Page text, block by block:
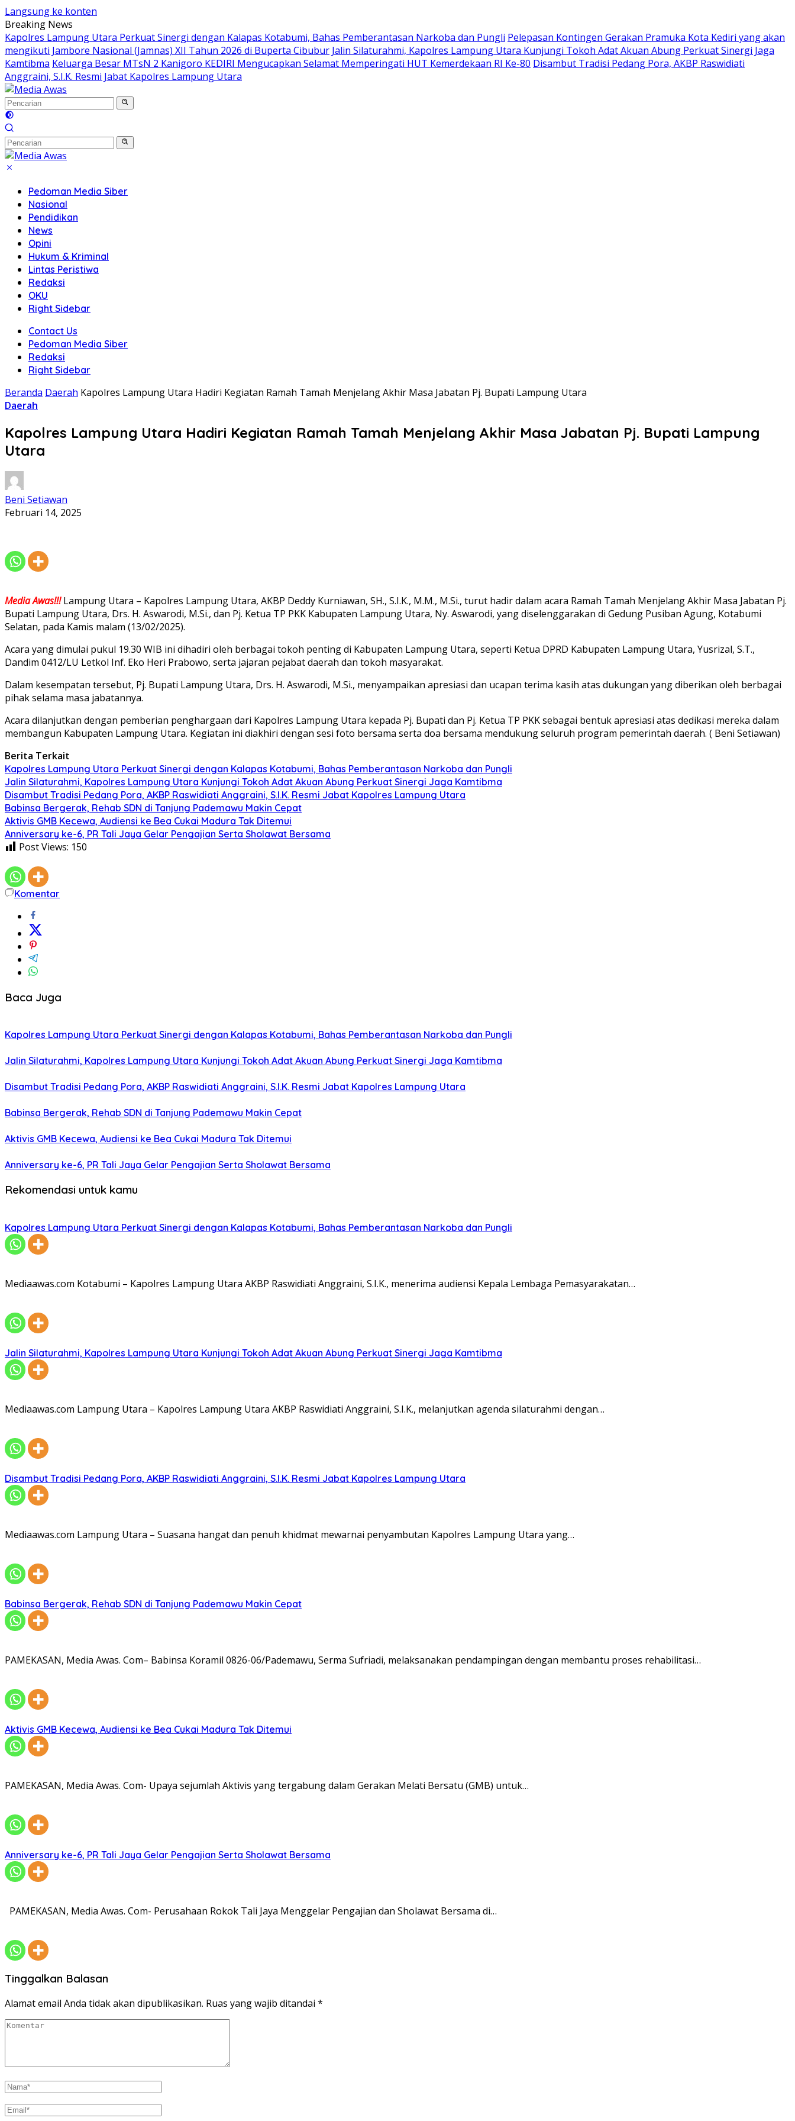
Langsung ke konten
Breaking News
Kapolres Lampung Utara Perkuat Sinergi dengan Kalapas Kotabumi, Bahas Pemberantasan Narkoba dan Pungli Pelepasan Kontingen Gerakan Pramuka Kota Kediri yang akan
mengikuti Jambore Nasional (Jamnas) XII Tahun 2026 di Buperta Cibubur Jalin Silaturahmi, Kapolres Lampung Utara Kunjungi Tokoh Adat Akuan Abung Perkuat Sinergi Jaga
Kamtibma Keluarga Besar MTsN 2 Kanigoro KEDIRI Mengucapkan Selamat Memperingati HUT Kemerdekaan RI Ke-80 Disambut Tradisi Pedang Pora, AKBP Raswidiati
Anggraini, S.I.K. Resmi Jabat Kapolres Lampung Utara
Pedoman Media Siber
Nasional
Pendidikan
News
Opini
Hukum & Kriminal
Lintas Peristiwa
Redaksi
OKU
Right Sidebar
Contact Us
Pedoman Media Siber
Redaksi
Right Sidebar
Beranda Daerah Kapolres Lampung Utara Hadiri Kegiatan Ramah Tamah Menjelang Akhir Masa Jabatan Pj. Bupati Lampung Utara
Daerah
Kapolres Lampung Utara Hadiri Kegiatan Ramah Tamah Menjelang Akhir Masa Jabatan Pj. Bupati Lampung
Utara
Beni Setiawan
Februari 14, 2025
MediaAwas!!!Lampung Utara – Kapolres Lampung Utara, AKBP Deddy Kurniawan, SH., S.I.K., M.M., M.Si., turut hadir dalam acara Ramah Tamah Menjelang Akhir Masa Jabatan Pj.
Bupati Lampung Utara, Drs. H. Aswarodi, M.Si., dan Pj. Ketua TP PKK Kabupaten Lampung Utara, Ny. Aswarodi, yang diselenggarakan di Gedung Pusiban Agung, Kotabumi
Selatan, pada Kamis malam (13/02/2025).
Acara yang dimulai pukul 19.30 WIB ini dihadiri oleh berbagai tokoh penting di Kabupaten Lampung Utara, seperti Ketua DPRD Kabupaten Lampung Utara, Yusrizal, S.T.,
Dandim 0412/LU Letkol Inf. Eko Heri Prabowo, serta jajaran pejabat daerah dan tokoh masyarakat.
Dalam kesempatan tersebut, Pj. Bupati Lampung Utara, Drs. H. Aswarodi, M.Si., menyampaikan apresiasi dan ucapan terima kasih atas dukungan yang diberikan oleh berbagai
pihak selama masa jabatannya.
Acara dilanjutkan dengan pemberian penghargaan dari Kapolres Lampung Utara kepada Pj. Bupati dan Pj. Ketua TP PKK sebagai bentuk apresiasi atas dedikasi mereka dalam
membangun Kabupaten Lampung Utara. Kegiatan ini diakhiri dengan sesi foto bersama serta doa bersama mendukung seluruh program pemerintah daerah. ( Beni Setiawan)
Berita Terkait
Kapolres Lampung Utara Perkuat Sinergi dengan Kalapas Kotabumi, Bahas Pemberantasan Narkoba dan Pungli
Jalin Silaturahmi, Kapolres Lampung Utara Kunjungi Tokoh Adat Akuan Abung Perkuat Sinergi Jaga Kamtibma
Disambut Tradisi Pedang Pora, AKBP Raswidiati Anggraini, S.I.K. Resmi Jabat Kapolres Lampung Utara
Babinsa Bergerak, Rehab SDN di Tanjung Pademawu Makin Cepat
Aktivis GMB Kecewa, Audiensi ke Bea Cukai Madura Tak Ditemui
Anniversary ke-6, PR Tali Jaya Gelar Pengajian Serta Sholawat Bersama
Post Views: 150
Komentar
Baca Juga
Kapolres Lampung Utara Perkuat Sinergi dengan Kalapas Kotabumi, Bahas Pemberantasan Narkoba dan Pungli
Jalin Silaturahmi, Kapolres Lampung Utara Kunjungi Tokoh Adat Akuan Abung Perkuat Sinergi Jaga Kamtibma
Disambut Tradisi Pedang Pora, AKBP Raswidiati Anggraini, S.I.K. Resmi Jabat Kapolres Lampung Utara
Babinsa Bergerak, Rehab SDN di Tanjung Pademawu Makin Cepat
Aktivis GMB Kecewa, Audiensi ke Bea Cukai Madura Tak Ditemui
Anniversary ke-6, PR Tali Jaya Gelar Pengajian Serta Sholawat Bersama
Rekomendasi untuk kamu
Kapolres Lampung Utara Perkuat Sinergi dengan Kalapas Kotabumi, Bahas Pemberantasan Narkoba dan Pungli
Mediaawas.com Kotabumi – Kapolres Lampung Utara AKBP Raswidiati Anggraini, S.I.K., menerima audiensi Kepala Lembaga Pemasyarakatan…
Jalin Silaturahmi, Kapolres Lampung Utara Kunjungi Tokoh Adat Akuan Abung Perkuat Sinergi Jaga Kamtibma
Mediaawas.com Lampung Utara – Kapolres Lampung Utara AKBP Raswidiati Anggraini, S.I.K., melanjutkan agenda silaturahmi dengan…
Disambut Tradisi Pedang Pora, AKBP Raswidiati Anggraini, S.I.K. Resmi Jabat Kapolres Lampung Utara
Mediaawas.com Lampung Utara – Suasana hangat dan penuh khidmat mewarnai penyambutan Kapolres Lampung Utara yang…
Babinsa Bergerak, Rehab SDN di Tanjung Pademawu Makin Cepat
PAMEKASAN, Media Awas. Com– Babinsa Koramil 0826-06/Pademawu, Serma Sufriadi, melaksanakan pendampingan dengan membantu proses rehabilitasi…
Aktivis GMB Kecewa, Audiensi ke Bea Cukai Madura Tak Ditemui
PAMEKASAN, Media Awas. Com- Upaya sejumlah Aktivis yang tergabung dalam Gerakan Melati Bersatu (GMB) untuk…
Anniversary ke-6, PR Tali Jaya Gelar Pengajian Serta Sholawat Bersama
PAMEKASAN, Media Awas. Com- Perusahaan Rokok Tali Jaya Menggelar Pengajian dan Sholawat Bersama di…
Tinggalkan Balasan
Alamat email Anda tidak akan dipublikasikan. Ruas yang wajib ditandai *